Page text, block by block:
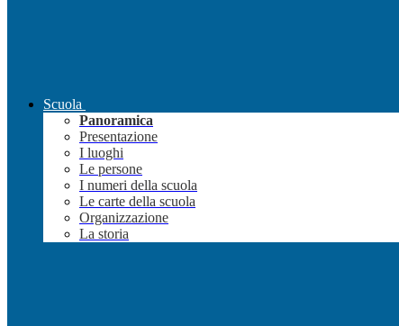
Scuola
Panoramica
Presentazione
I luoghi
Le persone
I numeri della scuola
Le carte della scuola
Organizzazione
La storia